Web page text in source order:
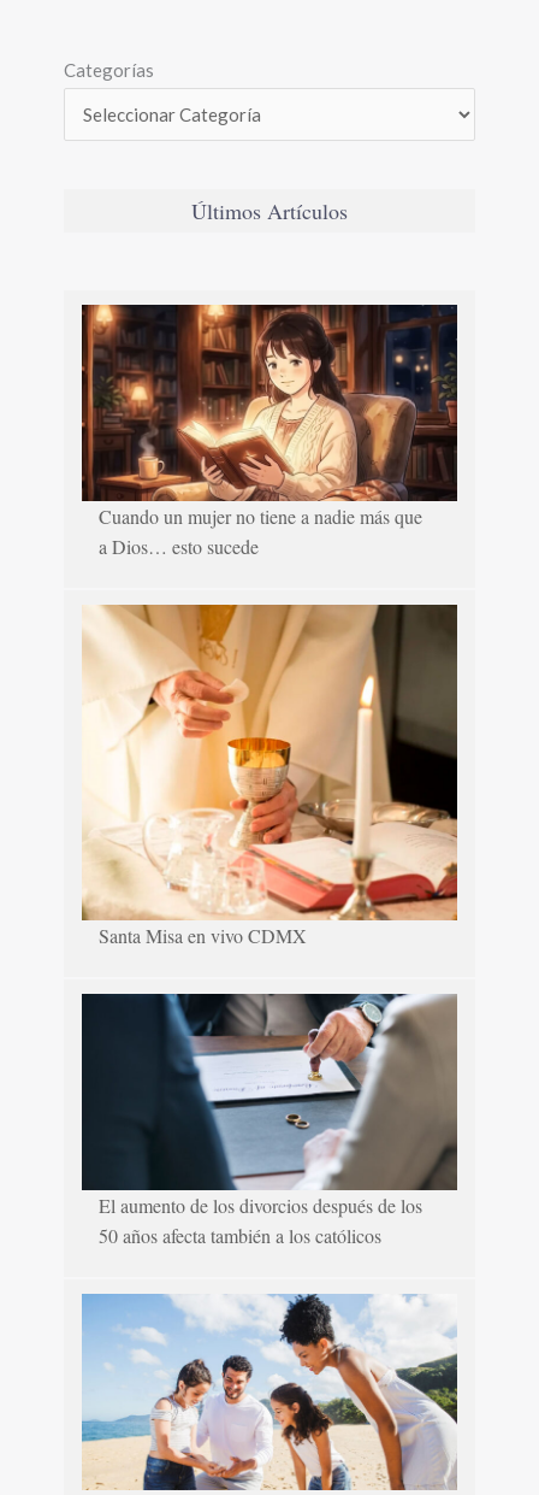
Categorías
Últimos Artículos
Cuando un mujer no tiene a nadie más que
a Dios… esto sucede
Santa Misa en vivo CDMX
El aumento de los divorcios después de los
50 años afecta también a los católicos